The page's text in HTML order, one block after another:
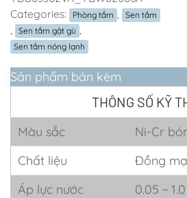
Categories:
Phòng tắm Sen tắm
Sen tắm gật gù
Sen tắm nóng lạnh
Sản phẩm bán kèm
THÔNG SỐ KỸ
Màu sắc
Ni-Cr
Chất liệu
Đồng
Áp lực nước
0.05 ~